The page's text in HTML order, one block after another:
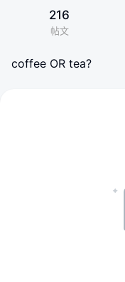
216
帖文
coffee OR tea?